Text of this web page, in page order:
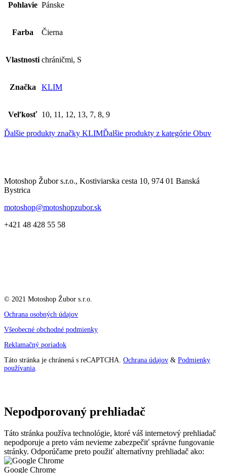
Pohlavie Pánske
Farba Čierna
Vlastnosti chráničmi, S
Značka KLIM
Veľkosť 10, 11, 12, 13, 7, 8, 9
Ďalšie produkty značky KLIMĎalšie produkty z kategórie Obuv
Motoshop Žubor s.r.o., Kostiviarska cesta 10, 974 01 Banská
Bystrica
motoshop@motoshopzubor.sk
+421 48 428 55 58
© 2021 Motoshop Žubor s.r.o.
Ochrana osobných údajov
Všeobecné obchodné podmienky
Reklamačný poriadok
Táto stránka je chránená s reCAPTCHA. Ochrana údajov & Podmienky
používania.
Nepodporovaný prehliadač
Táto stránka používa technológie, ktoré váš internetový prehliadač
nepodporuje a preto vám nevieme zabezpečiť správne fungovanie
stránky. Odporúčame preto použiť alternatívny prehliadač ako:
Google Chrome